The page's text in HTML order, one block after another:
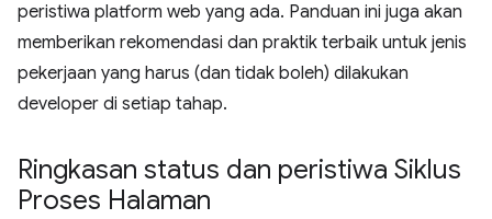
peristiwa platform web yang ada. Panduan ini juga akan
memberikan rekomendasi dan praktik terbaik untuk jenis
pekerjaan yang harus (dan tidak boleh) dilakukan
developer di setiap tahap.
Ringkasan status dan peristiwa Siklus
Proses Halaman